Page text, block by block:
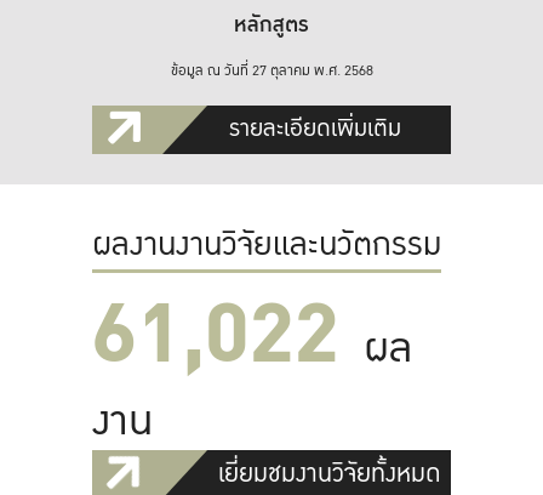
หลักสูตร
ข้อมูล ณ วันที่ 27 ตุลาคม พ.ศ. 2568
รายละเอียดเพิ่มเติม
ผลงานงานวิจัยและนวัตกรรม
61,022 ผล
งาน
เยี่ยมชมงานวิจัยทั้งหมด